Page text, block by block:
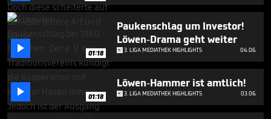
minute,
14
seconds
 01:18
Paukenschlag um Investor!
Löwen-Drama geht weiter
3. LIGA MEDIATHEK HIGHLIGHTS 04.06.
 01:18
Löwen-Hammer ist amtlich!
3. LIGA MEDIATHEK HIGHLIGHTS 03.06.